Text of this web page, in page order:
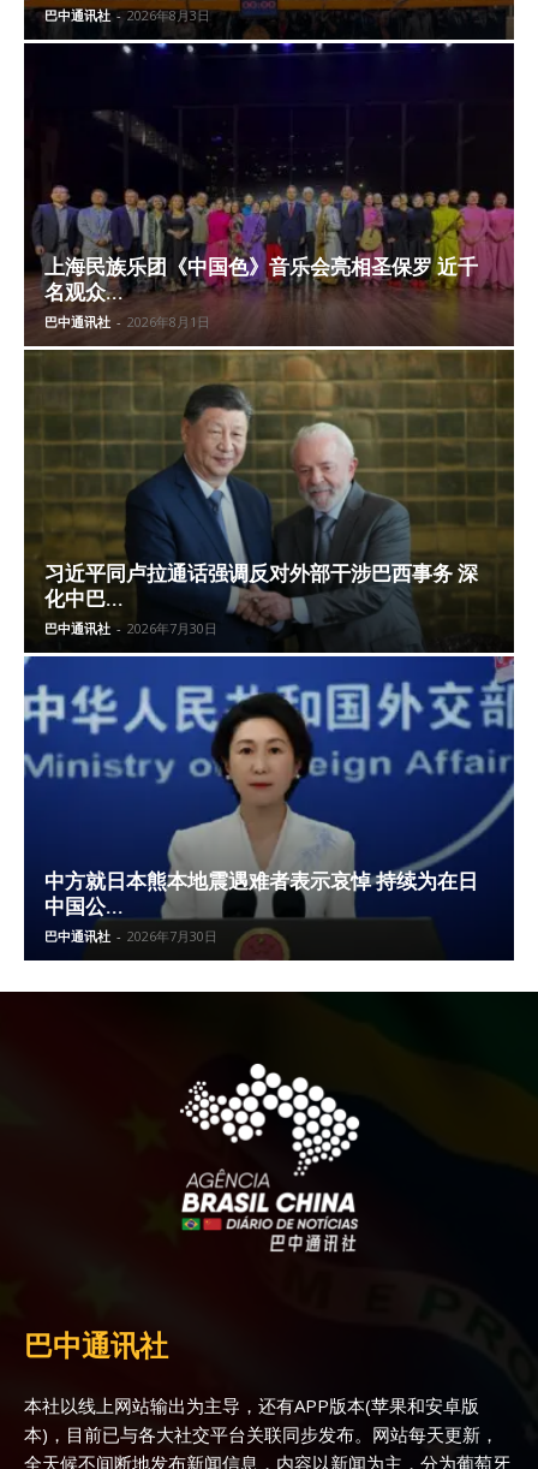
巴中通讯社 - 2026年8月3日
上海民族乐团《中国色》音乐会亮相圣保罗 近千
名观众...
巴中通讯社 - 2026年8月1日
习近平同卢拉通话强调反对外部干涉巴西事务 深
化中巴...
巴中通讯社 - 2026年7月30日
中方就日本熊本地震遇难者表示哀悼 持续为在日
中国公...
巴中通讯社 - 2026年7月30日
巴中通讯社
本社以线上网站输出为主导，还有APP版本(苹果和安卓版
本)，目前已与各大社交平台关联同步发布。网站每天更新，
全天候不间断地发布新闻信息，内容以新闻为主，分为葡萄牙